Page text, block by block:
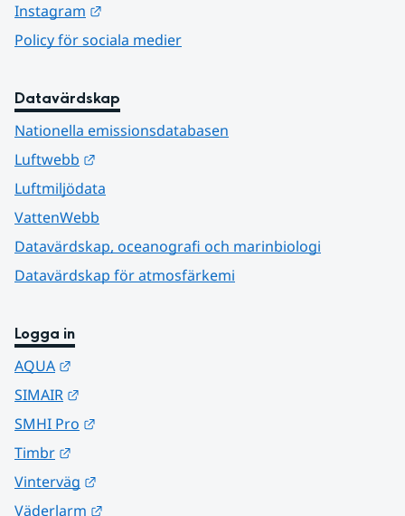
Instagram
Policy för sociala medier
Datavärdskap
Nationella emissionsdatabasen
Luftwebb
Luftmiljödata
VattenWebb
Datavärdskap, oceanografi och marinbiologi
Datavärdskap för atmosfärkemi
Logga in
AQUA
SIMAIR
SMHI Pro
Timbr
Vinterväg
Väderlarm